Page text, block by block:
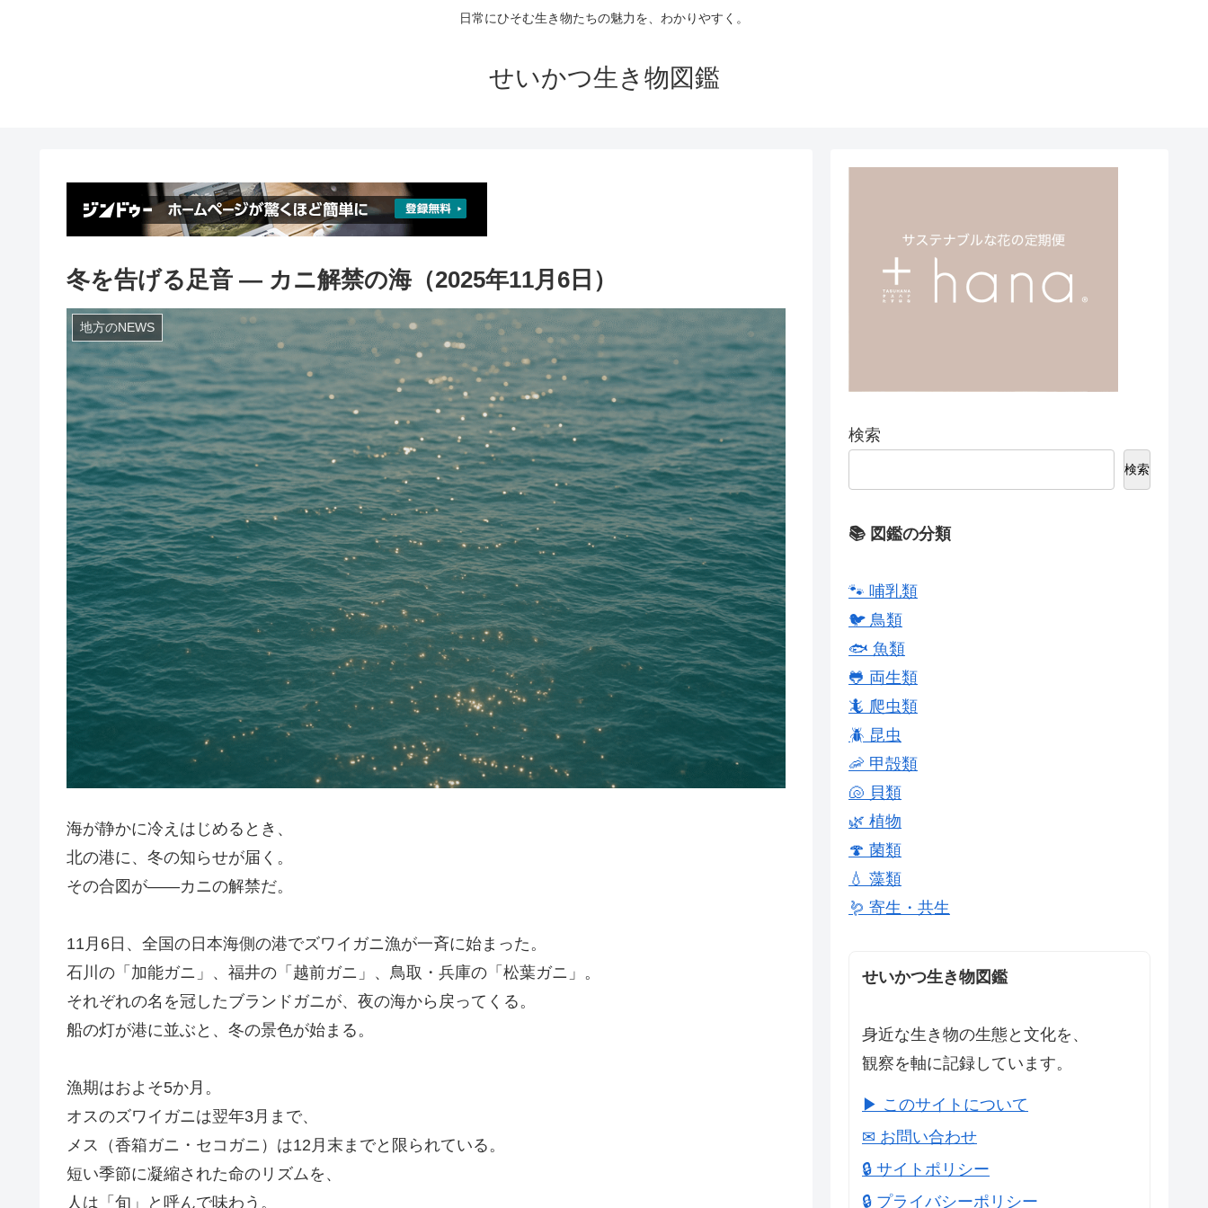
日常にひそむ生き物たちの魅力を、わかりやすく。
せいかつ生き物図鑑
冬を告げる足音 ― カニ解禁の海（2025年11月6日）
地方のNEWS
海が静かに冷えはじめるとき、
北の港に、冬の知らせが届く。
その合図が――カニの解禁だ。
11月6日、全国の日本海側の港でズワイガニ漁が一斉に始まった。
石川の「加能ガニ」、福井の「越前ガニ」、鳥取・兵庫の「松葉ガニ」。
それぞれの名を冠したブランドガニが、夜の海から戻ってくる。
船の灯が港に並ぶと、冬の景色が始まる。
漁期はおよそ5か月。
オスのズワイガニは翌年3月まで、
メス（香箱ガニ・セコガニ）は12月末までと限られている。
短い季節に凝縮された命のリズムを、
人は「旬」と呼んで味わう。
検索
検索
📚 図鑑の分類
🐾 哺乳類
🐦 鳥類
🐟 魚類
🐸 両生類
🦎 爬虫類
🪲 昆虫
🦐 甲殻類
🐚 貝類
🌿 植物
🍄 菌類
💧 藻類
🪱 寄生・共生
せいかつ生き物図鑑
身近な生き物の生態と文化を、
観察を軸に記録しています。
▶ このサイトについて
✉ お問い合わせ
🔒 サイトポリシー
🔒 プライバシーポリシー